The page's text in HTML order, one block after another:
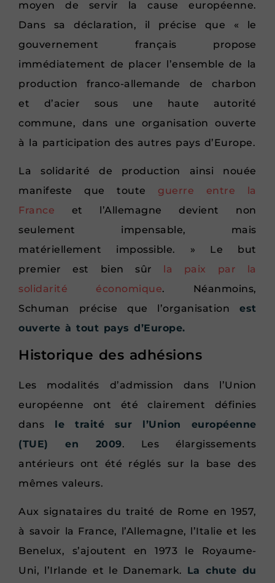
moyen de servir la cause européenne.
Dans sa déclaration, il précise que « le
gouvernement français propose
immédiatement de placer l’ensemble de la
production franco-allemande de charbon
et d’acier sous une haute autorité
commune, dans une organisation ouverte
à la participation des autres pays d’Europe.
La solidarité de production ainsi nouée
manifeste que toute guerre entre la
France et l’Allemagne devient non
seulement impensable, mais
matériellement impossible. » Le but
premier est bien sûr la paix par la
solidarité économique. Néanmoins,
Schuman précise que l’organisationest
ouverte à tout pays d’Europe.
Historique des adhésions
Les modalités d’admission dans l’Union
européenne ont été clairement définies
dans le traité sur l’Union européenne
(TUE) en 2009. Les élargissements
antérieurs ont été réglés sur la base des
mêmes valeurs.
Aux signataires du traité de Rome en 1957,
à savoir la France, l’Allemagne, l’Italie et les
Benelux, s’ajoutent en 1973 le Royaume-
Uni, l’Irlande et le Danemark. La chute du